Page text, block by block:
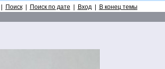
Поиск| Поиск по дате Вход| В конец темы